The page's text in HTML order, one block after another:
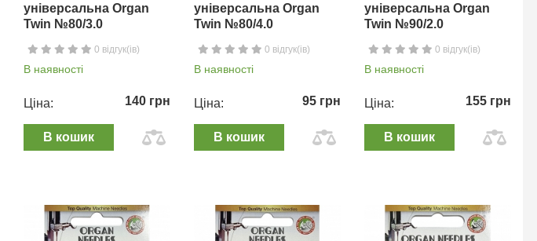
універсальна Organ
Twin №80/3.0
0 відгук(ів)
В наявності
Ціна: 140 грн
В кошик
універсальна Organ
Twin №80/4.0
0 відгук(ів)
В наявності
Ціна: 95 грн
В кошик
універсальна Organ
Twin №90/2.0
0 відгук(ів)
В наявності
Ціна: 155 грн
В кошик